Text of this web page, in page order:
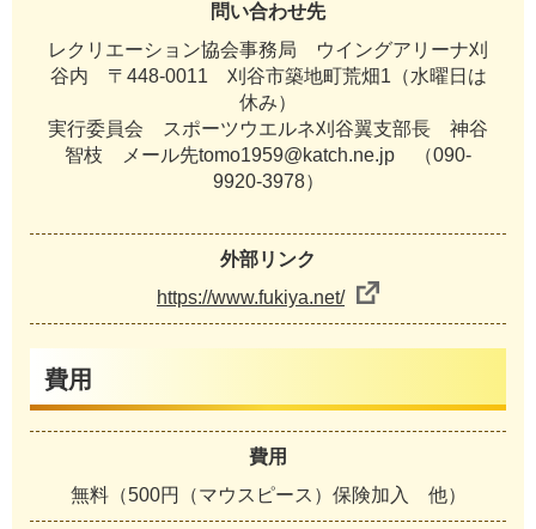
問い合わせ先
レクリエーション協会事務局 ウイングアリーナ刈
谷内 〒448-0011 刈谷市築地町荒畑1（水曜日は
休み）
実行委員会 スポーツウエルネ刈谷翼支部長 神谷
智枝 メール先tomo1959@katch.ne.jp （090-
9920-3978）
外部リンク
https://www.fukiya.net/
費用
費用
無料（500円（マウスピース）保険加入 他）